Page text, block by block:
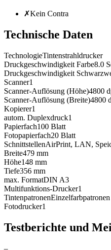
✗Kein Contra
Technische Daten
TechnologieTintenstrahldrucker
Druckgeschwindigkeit Farbe8.0
Druckgeschwindigkeit
Scanner1
Scanner-Auflösung (Höhe)4800
Scanner-Auflösung (Breite)4800
Kopierer1
autom. Duplexdruck1
Papierfach100 Blatt
Fotopapierfach20 Blatt
SchnittstellenAirPrint, LAN,
Breite479 mm
Höhe148 mm
Tiefe356 mm
max. FormatDIN A3
Multifunktions-Drucker1
TintenpatronenEinzelfarbpatronen
Fotodrucker1
Testberichte und
–